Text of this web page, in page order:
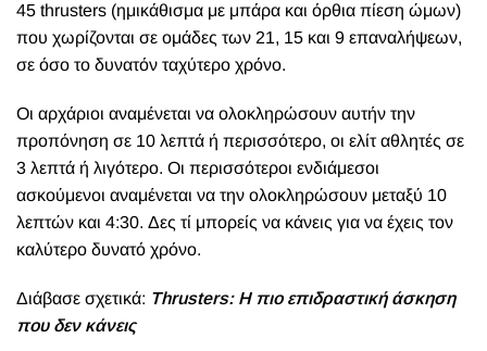
45 thrusters (ημικάθισμα με μπάρα και όρθια πίεση ώμων)
που χωρίζονται σε ομάδες των 21, 15 και 9 επαναλήψεων,
σε όσο το δυνατόν ταχύτερο χρόνο.
Οι αρχάριοι αναμένεται να ολοκληρώσουν αυτήν την
προπόνηση σε 10 λεπτά ή περισσότερο, οι ελίτ αθλητές σε
3 λεπτά ή λιγότερο. Οι περισσότεροι ενδιάμεσοι
ασκούμενοι αναμένεται να την ολοκληρώσουν μεταξύ 10
λεπτών και 4:30. Δες τί μπορείς να κάνεις για να έχεις τον
καλύτερο δυνατό χρόνο.
Διάβασε σχετικά: Thrusters: Η πιο επιδραστική άσκηση
που δεν κάνεις